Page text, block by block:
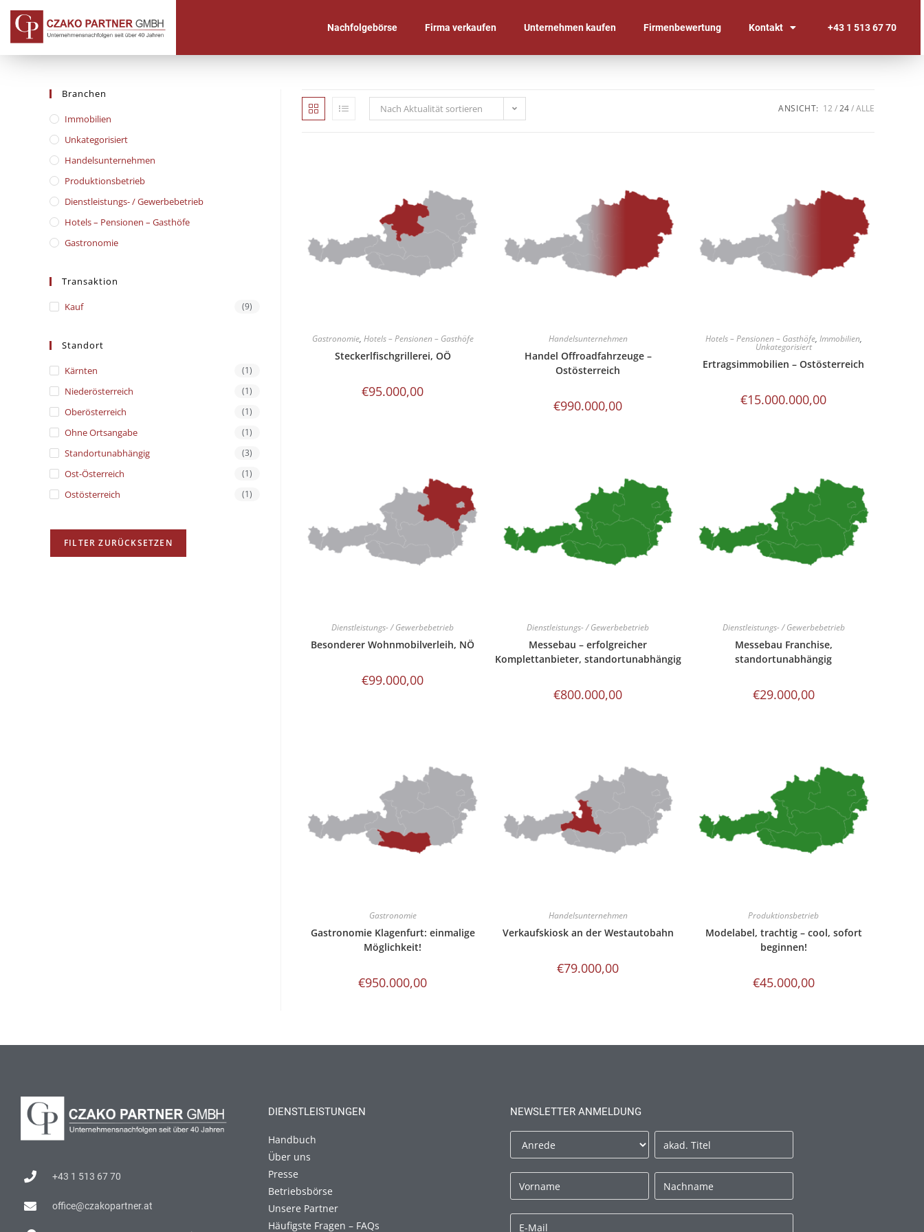
Nachfolgebörse Firma verkaufen Unternehmen kaufen Firmenbewertung Kontakt +43 1 513 67 70
Nach Aktualität sortieren ANSICHT: 12 24 ALLE
Gastronomie, Hotels – Pensionen – Gasthöfe
Steckerlfischgrillerei, OÖ
€95.000,00
Handelsunternehmen
Handel Offroadfahrzeuge –
Ostösterreich
€990.000,00
Hotels – Pensionen – Gasthöfe, Immobilien,
Unkategorisiert
Ertragsimmobilien – Ostösterreich
€15.000.000,00
Dienstleistungs- / Gewerbebetrieb
Besonderer Wohnmobilverleih, NÖ
€99.000,00
Dienstleistungs- / Gewerbebetrieb
Messebau – erfolgreicher
Komplettanbieter, standortunabhängig
€800.000,00
Dienstleistungs- / Gewerbebetrieb
Messebau Franchise,
standortunabhängig
€29.000,00
Gastronomie
Gastronomie Klagenfurt: einmalige
Möglichkeit!
€950.000,00
Handelsunternehmen
Verkaufskiosk an der Westautobahn
€79.000,00
Produktionsbetrieb
Modelabel, trachtig – cool, sofort
beginnen!
€45.000,00
Branchen
Immobilien
Unkategorisiert
Handelsunternehmen
Produktionsbetrieb
Dienstleistungs- / Gewerbebetrieb
Hotels – Pensionen – Gasthöfe
Gastronomie
Transaktion
Kauf (9)
Standort
Kärnten (1)
Niederösterreich (1)
Oberösterreich (1)
Ohne Ortsangabe (1)
Standortunabhängig (3)
Ost-Österreich (1)
Ostösterreich (1)
FILTER ZURÜCKSETZEN
+43 1 513 67 70
office@czakopartner.at
DIENSTLEISTUNGEN
Handbuch
Über uns
Presse
Betriebsbörse
Unsere Partner
Häufigste Fragen – FAQs
NEWSLETTER ANMELDUNG